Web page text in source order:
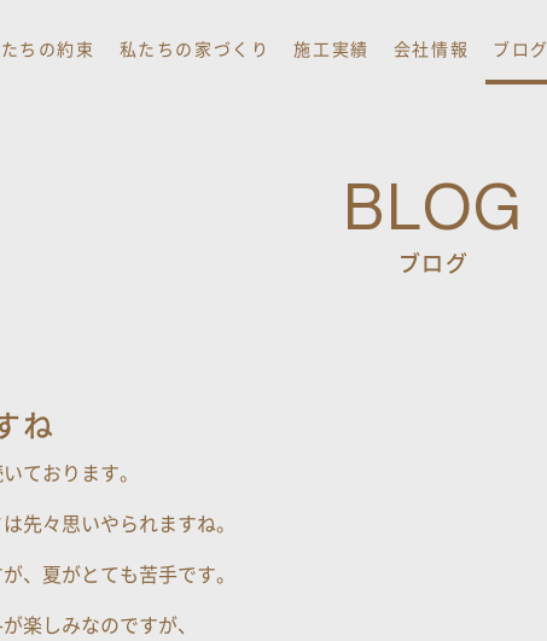
ちの約束 私たちの家づくり 施工実績 会社情報 ブログ
BLOG
ブログ
ね
ております。
先々思いやられますね。
、夏がとても苦手です。
楽しみなのですが、